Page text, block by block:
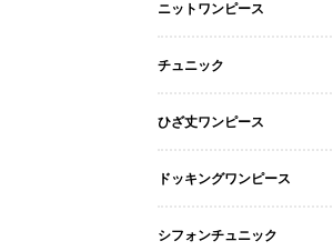
ニットワンピース
チュニック
ひざ丈ワンピース
ドッキングワンピース
シフォンチュニック